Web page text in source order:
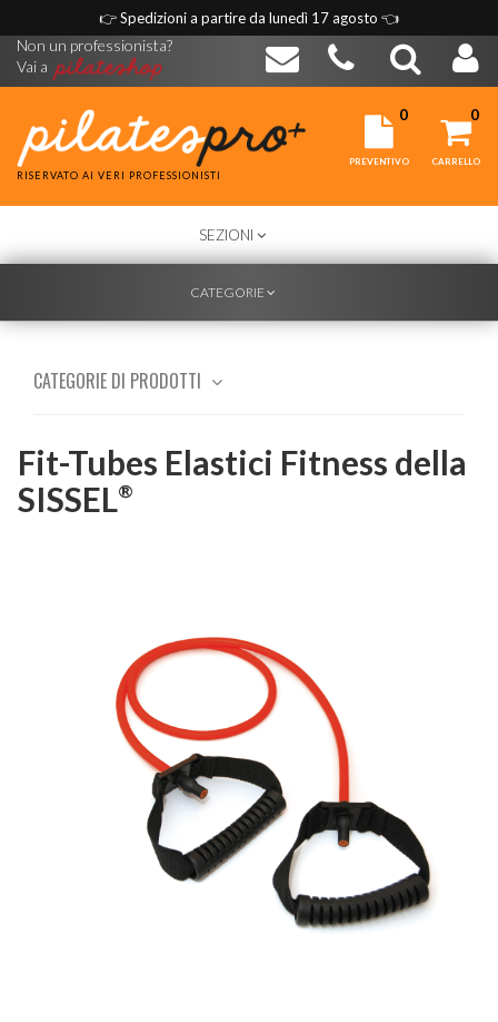
👉Spedizioni a partire da lunedì 17 agosto 👈
Non un professionista?
Vai a
RISERVATO AI VERI PROFESSIONISTI
0
PREVENTIVO
0
CARRELLO
TOGGLE
NAVIGATION
SEZIONI
TOGGLE
CATEGORIE
CATEGORIE DI PRODOTTI
Fit-Tubes Elastici Fitness della
SISSEL®